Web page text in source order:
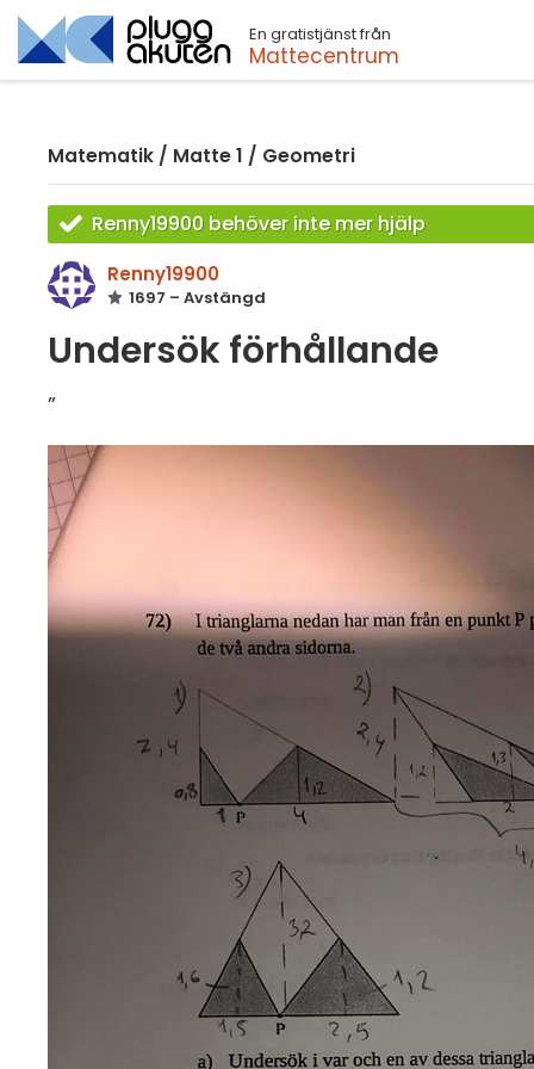
En gratistjänst från
Mattecentrum
Matematik / Matte 1 / Geometri
Renny19900 behöver inte mer hjälp
Renny19900
1697 – Avstängd
Undersök förhållande
”
Sök